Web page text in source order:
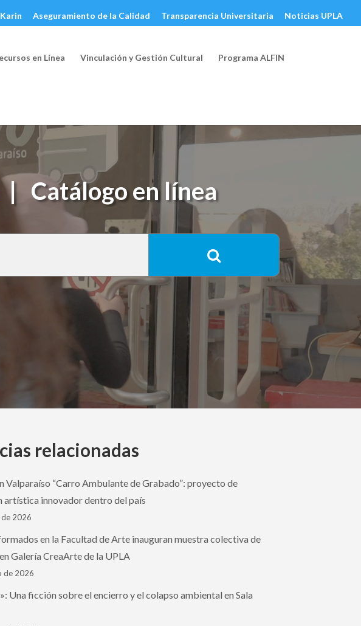
Aseguramiento de la Calidad Transparencia Universitaria Noticias UPLA
en Línea Vinculación y Gestión Cultural Programa ALFIN
Catálogo en línea
relacionadas
Valparaíso “Carro Ambulante de Grabado”: proyecto de
artística innovador dentro del país
2026
en la Facultad de Arte inauguran muestra colectiva de
Galería CreaArte de la UPLA
de 2026
Una ficción sobre el encierro y el colapso ambiental en Sala